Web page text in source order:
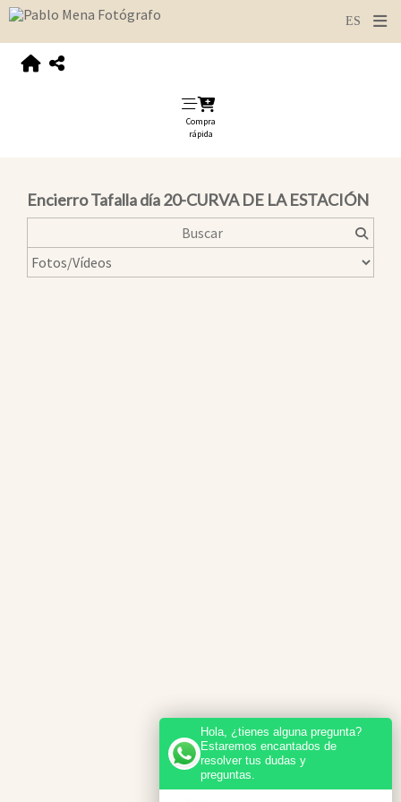
Compra
rápida
Encierro Tafalla día 20-CURVA DE LA ESTACIÓN
Hola, ¿tienes alguna pregunta?
Estaremos encantados de
resolver tus dudas y
preguntas.